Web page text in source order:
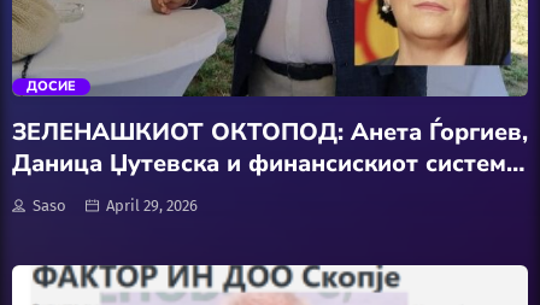
Балкан
Бизнис
trending_flat
ДОСИЕ
ЗЕЛЕНАШКИОТ ОКТОПОД: Анета Ѓоргиев,
Даница Џутевска и финансискиот систем
на РСМ под напад
Saso April 29, 2026